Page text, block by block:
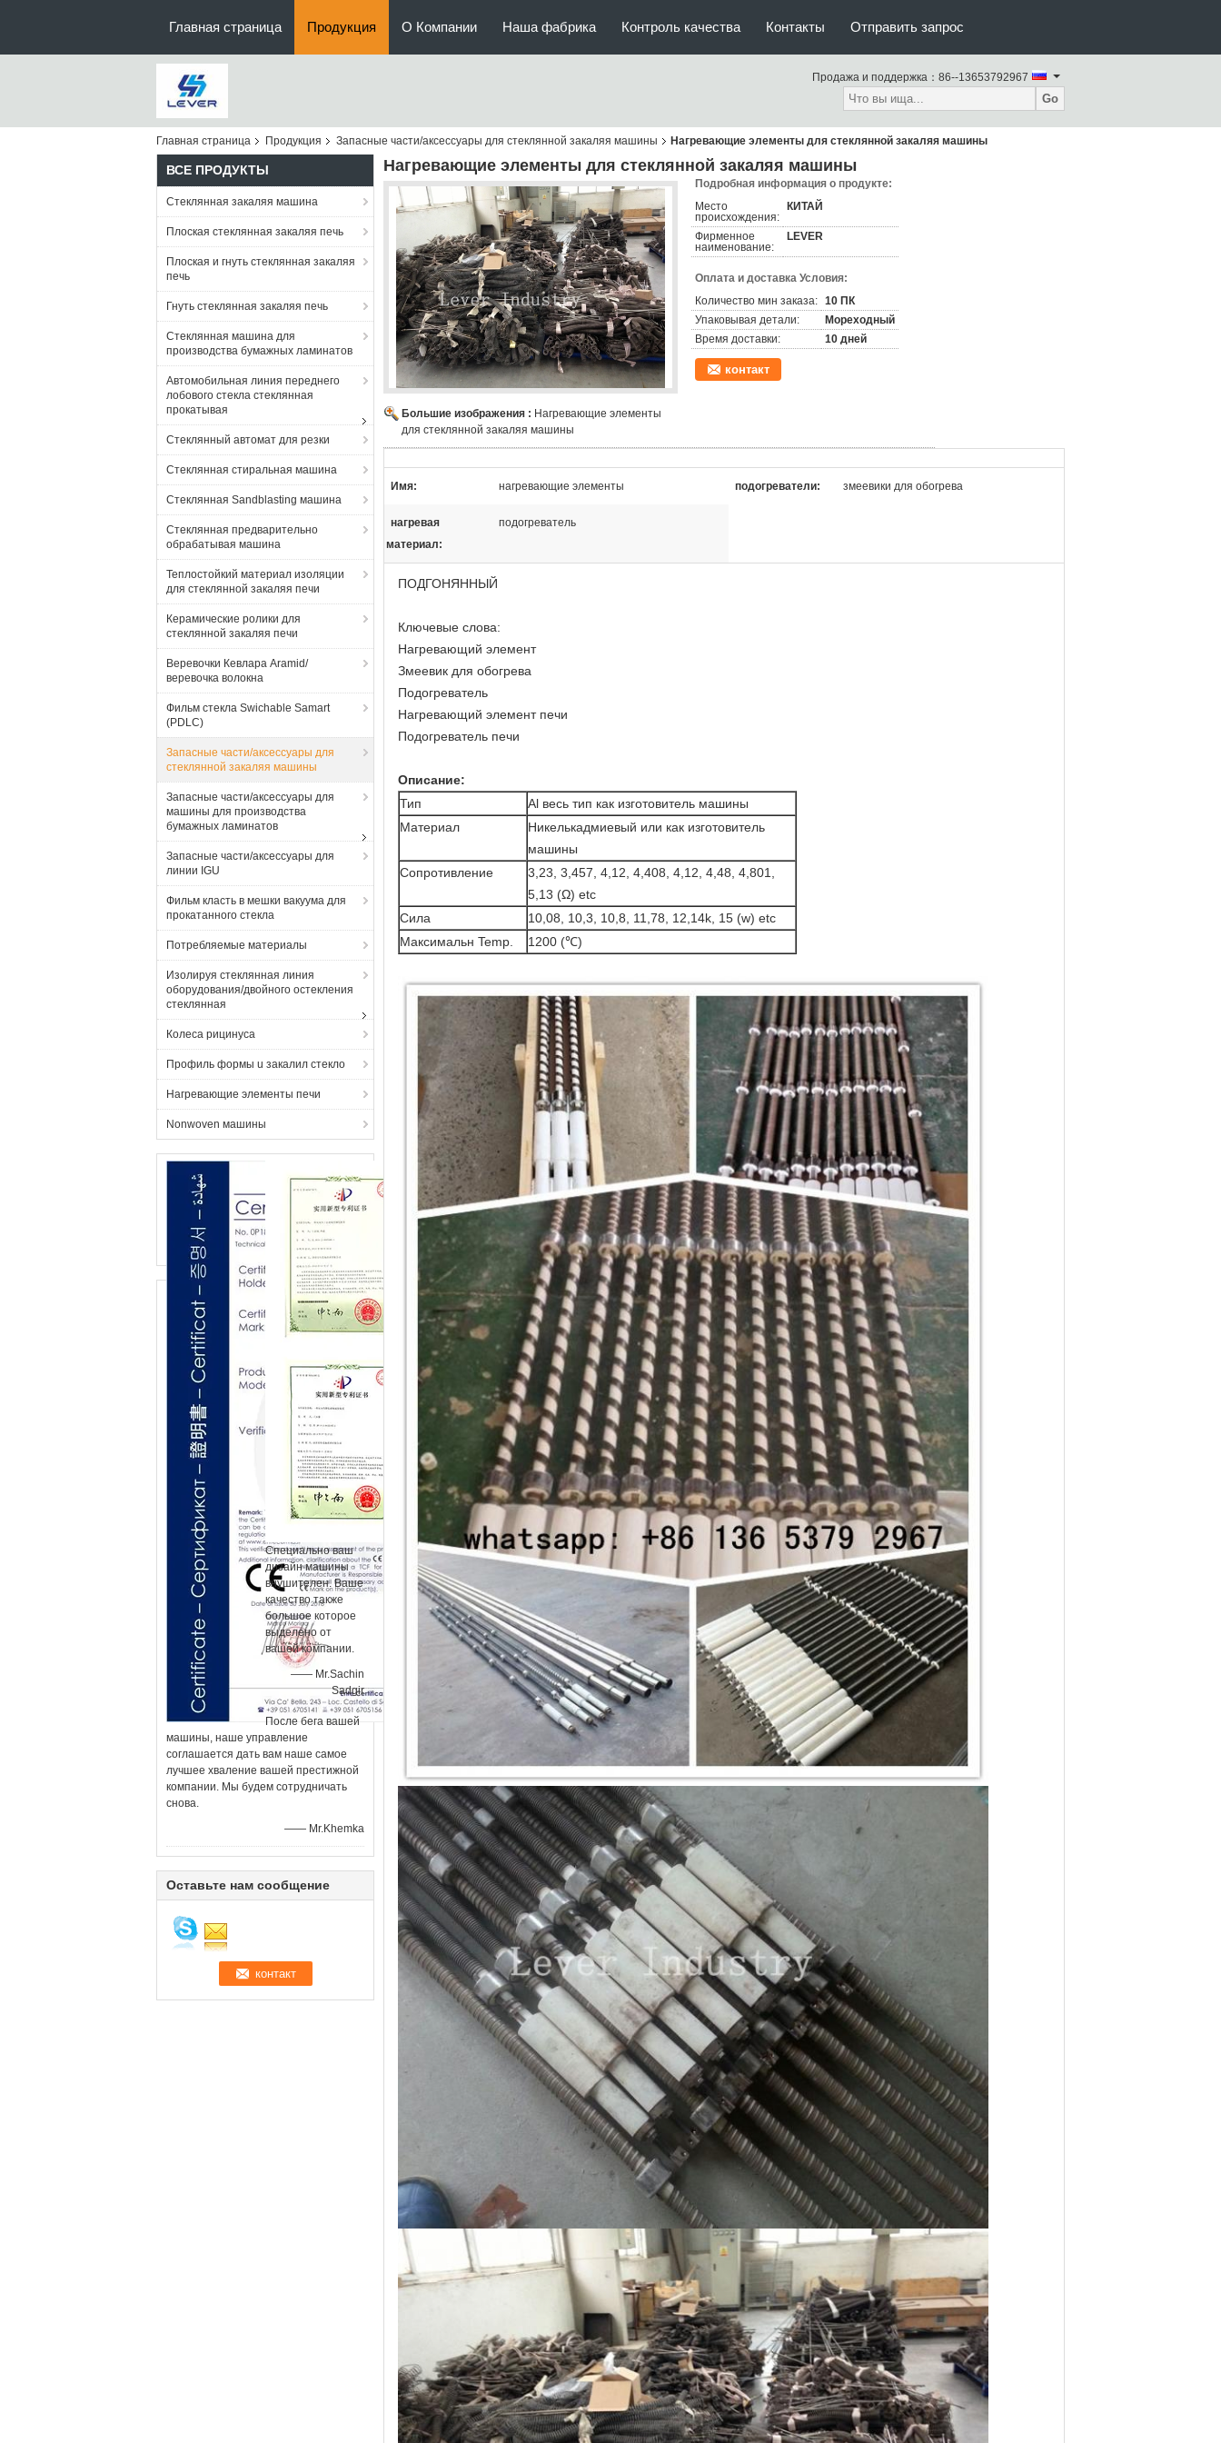
Главная страница Продукция О Компании Наша фабрика Контроль качества Контакты Отправить запрос
Продажа и поддержка： 86--13653792967
Go
Главная страница Продукция Запасные части/аксессуары для стеклянной закаляя машины Нагревающие элементы для стеклянной закаляя машины
ВСЕ ПРОДУКТЫ
Стеклянная закаляя машина
Плоская стеклянная закаляя печь
Плоская и гнуть стеклянная закаляя
печь
Гнуть стеклянная закаляя печь
Стеклянная машина для
производства бумажных ламинатов
Автомобильная линия переднего
лобового стекла стеклянная
прокатывая
Стеклянный автомат для резки
Стеклянная стиральная машина
Стеклянная Sandblasting машина
Стеклянная предварительно
обрабатывая машина
Теплостойкий материал изоляции
для стеклянной закаляя печи
Керамические ролики для
стеклянной закаляя печи
Веревочки Кевлара Aramid/
веревочка волокна
Фильм стекла Swichable Samart
(PDLC)
Запасные части/аксессуары для
стеклянной закаляя машины
Запасные части/аксессуары для
машины для производства
бумажных ламинатов
Запасные части/аксессуары для
линии IGU
Фильм класть в мешки вакуума для
прокатанного стекла
Потребляемые материалы
Изолируя стеклянная линия
оборудования/двойного остекления
стеклянная
Колеса рицинуса
Профиль формы u закалил стекло
Нагревающие элементы печи
Nonwoven машины
Специально ваш
дизайн машины
внушителен. Ваше
качество также
большое которое
выделено от
вашей компании.
—— Mr.Sachin
Sadgir
После бега вашей
машины, наше управление
соглашается дать вам наше самое
лучшее хваление вашей престижной
компании. Мы будем сотрудничать
снова.
—— Mr.Khemka
Оставьте нам сообщение
Нагревающие элементы для стеклянной закаляя машины
Большие изображения : Нагревающие элементы
для стеклянной закаляя машины
Подробная информация о продукте:
Место
происхождения:
КИТАЙ
Фирменное
наименование:
LEVER
Оплата и доставка Условия:
Количество мин заказа: 10 ПК
Упаковывая детали:
Мореходный
Время доставки:
10 дней
контакт
Имя: нагревающие элементы подогреватели: змеевики для обогрева
нагревая
материал:
подогреватель
ПОДГОНЯННЫЙ
Ключевые слова:
Нагревающий элемент
Змеевик для обогрева
Подогреватель
Нагревающий элемент печи
Подогреватель печи
Описание:
Тип
Al весь тип как изготовитель машины
Материал
Никелькадмиевый или как изготовитель
машины
Сопротивление
3,23, 3,457, 4,12, 4,408, 4,12, 4,48, 4,801,
5,13 (Ω) etc
Сила
10,08, 10,3, 10,8, 11,78, 12,14k, 15 (w) etc
Максимальн Temp.
1200 (℃)